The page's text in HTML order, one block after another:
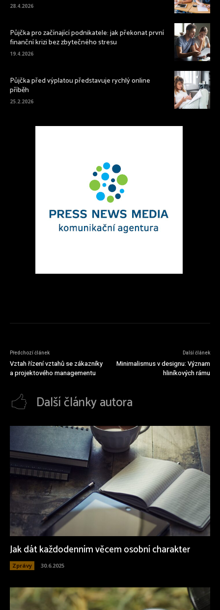
28.4.2026
Půjčka pro začínající podnikatele: jak překonat první
finanční krizi bez zbytečného stresu
19.4.2026
Půjčka před výplatou představuje rychlý online
příběh
25.2.2026
Předchozí článek
Vztah řízení vztahů se zákazníky
a projektového managementu
Další článek
Minimalismus v designu: Význam
hliníkových rámu
Další články autora
Jak dát každodenním věcem osobní charakter
Zprávy 30.6.2025